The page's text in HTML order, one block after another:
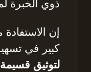
ذوي الخبرة
إن
كبير في
لتوثيق